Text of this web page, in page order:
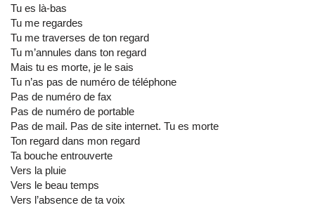
Tu es là-bas
Tu me regardes
Tu me traverses de ton regard
Tu m’annules dans ton regard
Mais tu es morte, je le sais
Tu n’as pas de numéro de téléphone
Pas de numéro de fax
Pas de numéro de portable
Pas de mail. Pas de site internet. Tu es morte
Ton regard dans mon regard
Ta bouche entrouverte
Vers la pluie
Vers le beau temps
Vers l’absence de ta voix